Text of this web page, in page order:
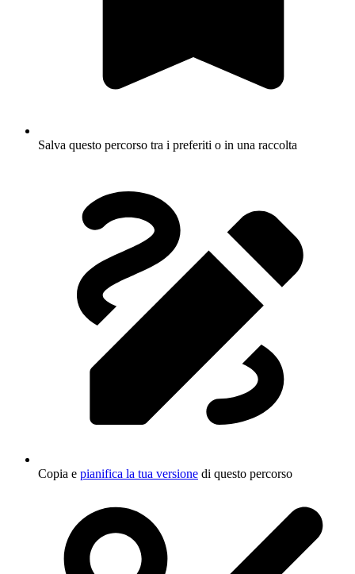
Salva questo percorso tra i preferiti o in una raccolta
Copia e pianifica la tua versione di questo percorso